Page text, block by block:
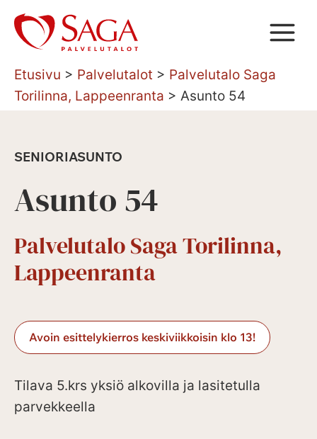
Siirry
sisältöön
Etusivu > Palvelutalot > Palvelutalo Saga
Torilinna, Lappeenranta > Asunto 54
SENIORIASUNTO
Asunto 54
Palvelutalo Saga Torilinna,
Lappeenranta
Avoin esittelykierros keskiviikkoisin klo 13!
Tilava 5.krs yksiö alkovilla ja lasitetulla
parvekkeella